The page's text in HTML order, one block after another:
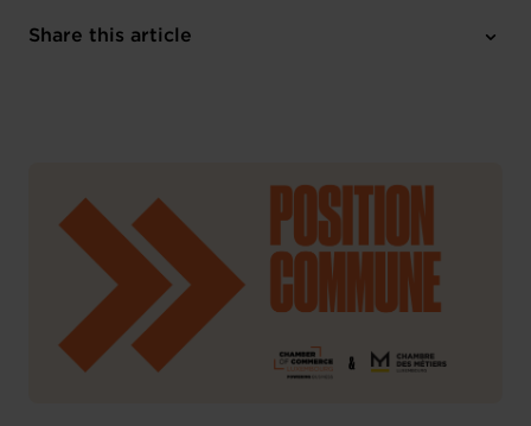
Share this article